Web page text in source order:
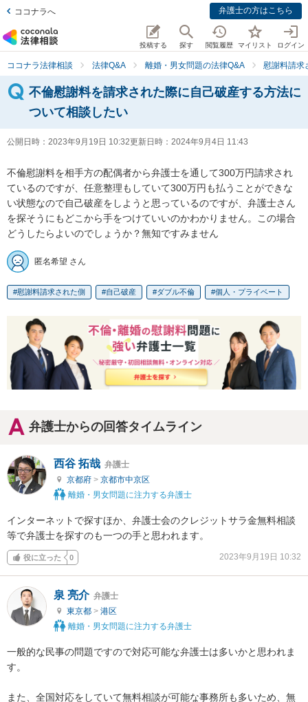
ココナラへ 弁護士の方はこちら
投稿する 探す 閲覧履歴 マイリスト ログイン
ココナラ法律相談 法律Q&A 離婚・男女問題の法律Q&A 慰謝料請求
不倫慰謝料を請求された際に自己破産する方法に
ついて相談したい
公開日時： 2023年9月19日 10:32更新日時： 2024年9月4日 11:43
不倫慰謝料を相手方の配偶者から弁護士を通して300万円請求され
ているのですが、任意整理もしていて300万円も払うことができな
い状態なので自己破産をしようと思っているのですが、弁護士さん
を探そうにもどこから手をつけていいのかわかりません。この場合
どうしたらよいのでしょうか？無知ですみません
匿名希望 さん
慰謝料請求された側 自己破産 ダブル不倫 個人・プライベート
弁護士からの回答タイムライン
西谷 拓哉 弁護士
京都府 > 京都市中京区
離婚・男女問題に注力する弁護士
インターネットで探すほか、弁護士会のクレジットサラ金無料相談
等で弁護士を探すのも一つの手と思われます。
役に立った 0 2023年9月19日 10:32
泉 亮介 弁護士
東京都 > 港区
離婚・男女問題に注力する弁護士
一般的な民事の問題ですので対応可能な弁護士は多いかと思われま
す。
また、全国対応をしていて無料相談が可能な事務所も多いため、無